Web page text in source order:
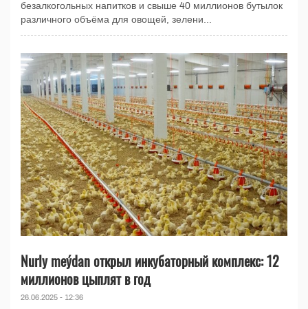
безалкогольных напитков и свыше 40 миллионов бутылок
различного объёма для овощей, зелени...
Nurly meýdan открыл инкубаторный комплекс: 12
миллионов цыплят в год
26.06.2025 - 12:36